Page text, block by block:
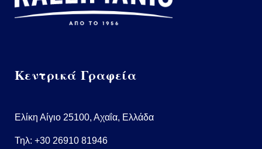
Κεντρικά Γραφεία
Ελίκη Αίγιο 25100, Αχαΐα, Ελλάδα
Τηλ: +30 26910 81946